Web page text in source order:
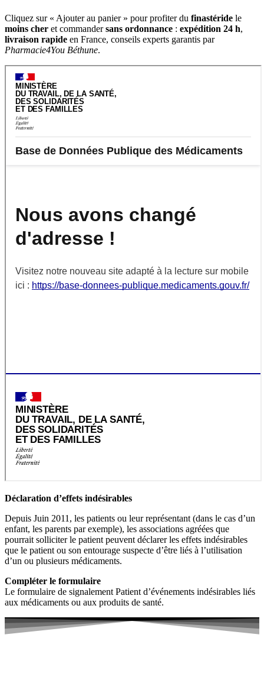
Cliquez sur « Ajouter au panier » pour profiter du finastéride le
moins cher et commandersans ordonnance : expédition 24 h,
livraison rapide en France, conseils experts garantis par
Pharmacie4You Béthune.
Déclaration d’effets indésirables
Depuis Juin 2011, les patients ou leur représentant (dans le cas d’un
enfant, les parents par exemple), les associations agréées que
pourrait solliciter le patient peuvent déclarer les effets indésirables
que le patient ou son entourage suspecte d’être liés à l’utilisation
d’un ou plusieurs médicaments.
Compléter le formulaire
Le formulaire de signalement Patient d’événements indésirables liés
aux médicaments ou aux produits de santé.